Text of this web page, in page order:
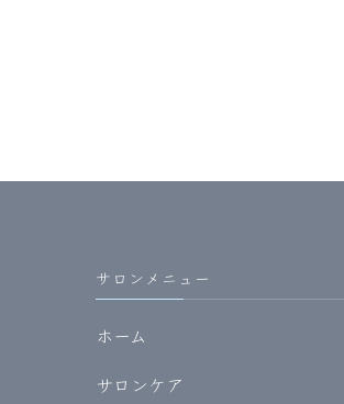
サロンメニュー
ホーム
サロンケア